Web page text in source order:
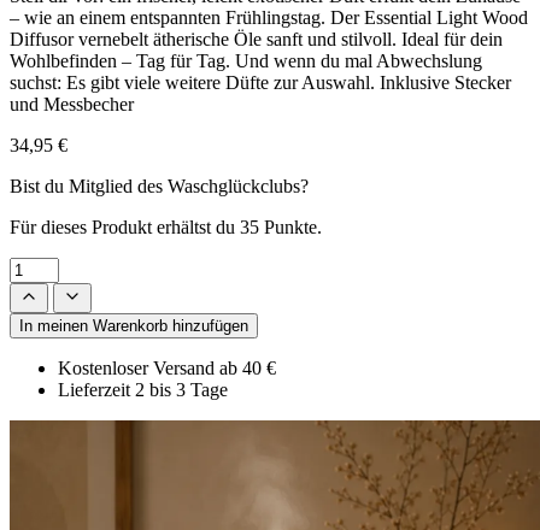
– wie an einem entspannten Frühlingstag. Der Essential Light Wood
Diffusor vernebelt ätherische Öle sanft und stilvoll. Ideal für dein
Wohlbefinden – Tag für Tag. Und wenn du mal Abwechslung
suchst: Es gibt viele weitere Düfte zur Auswahl. Inklusive Stecker
und Messbecher
34,95 €
Bist du Mitglied des Waschglückclubs?
Für dieses Produkt erhältst du 35 Punkte.
In meinen Warenkorb hinzufügen
Kostenloser Versand ab 40 €
Lieferzeit 2 bis 3 Tage